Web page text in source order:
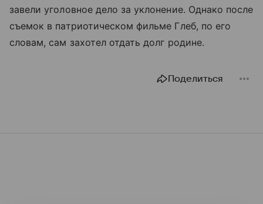
завели уголовное дело за уклонение. Однако после
съемок в патриотическом фильме Глеб, по его
словам, сам захотел отдать долг родине.
Поделиться